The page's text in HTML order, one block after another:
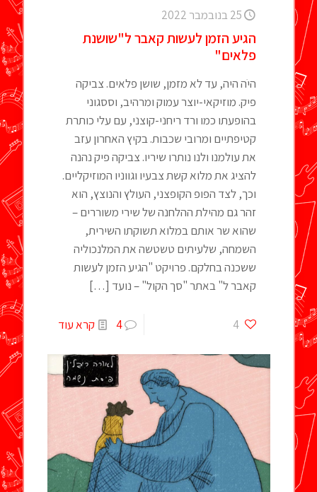
25 בנובמבר 2022
הגיע הזמן לעשות קאבר ל"שושנת
פלאים"
היֹה היה, עד לא מזמן, שושן פלאים. צביקה
פיק. מוזיקאי-יוצר עמוק ומרהיב, וססגוני
בהופעתו כמו ורד ריחני-קוצני, עם עלי כותרת
קטיפתיים ומרובי שכבות. בקיץ האחרון עזב
את עולמנו ולנו נותרו שיריו. צביקה פיק נהנה
להציג את מלוא קשת צבעיו וגווניו המוזיקליים.
וכך, לצד הפופ הקופצני, העולץ והנוצץ, הוא
זהר גם מהילת ההלחנה של שירי משוררים –
שהוא שר אותם במלוא תשוקתו השירית,
השמחה, שלעיתים טשטשה את המלנכוליה
ששכנה בחלקם. פרויקט "הגיע הזמן לעשות
קאבר ל" באתר "סך הקול" – נועד […]
4
4 קרא עוד